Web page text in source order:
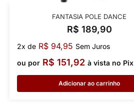
FANTASIA POLE DANCE
R$ 189,90
2x de R$94,95 Sem Juros
ou por R$ 151,92 à vista no Pix
Adicionar ao carrinho